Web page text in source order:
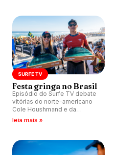
mais de 410 mil pessoas
durante 11 dias.
SURFE TV
Festa gringa no Brasil
Episódio do Surfe TV debate
vitórias do norte-americano
Cole Houshmand e da
australiana Molly Picklum na
leia mais »